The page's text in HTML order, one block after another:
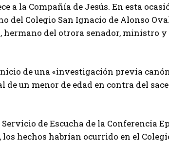
a la Compañía de Jesús. En esta
del Colegio San Ignacio de Alonso
del otrora senador, ministro
de una «investigación previa
de un menor de edad en contra del
de Escucha de la Conferencia
hechos habrían ocurrido en el